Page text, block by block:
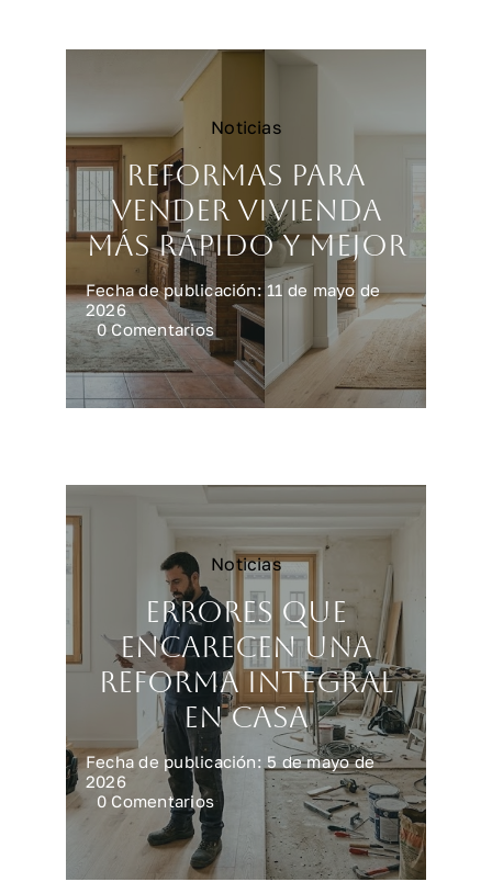
claves
Noticias
Reformas para
vender vivienda
más rápido y mejor
Fecha de publicación: 11 de mayo de
2026
0 Comentarioson
Reformas
para
vender
vivienda
mejor
Noticias
Errores que
encarecen una
reforma integral
en casa
Fecha de publicación: 5 de mayo de
2026
0 Comentarioson
Errores
que
encarecen
una